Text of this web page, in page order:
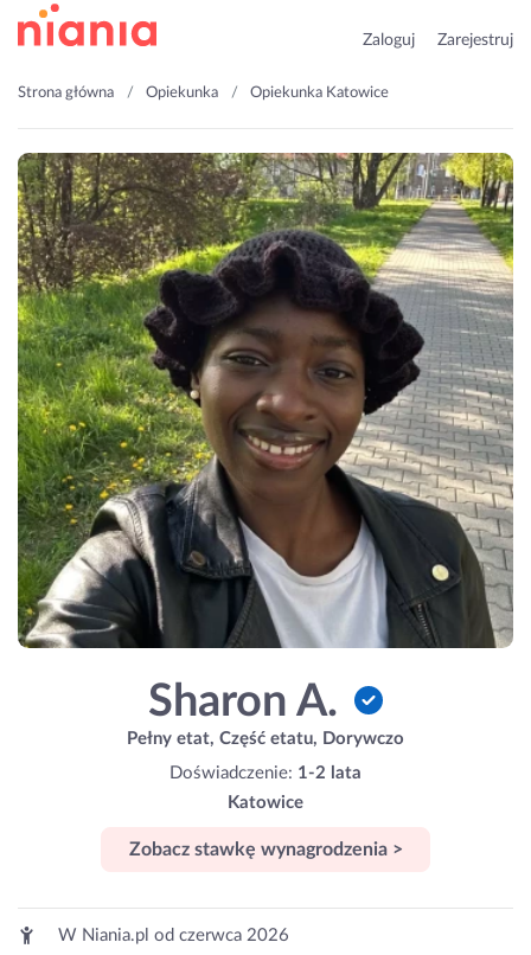
Zaloguj Zarejestruj
Strona główna Opiekunka Opiekunka Katowice
Sharon A.
Pełny etat, Część etatu, Dorywczo
Doświadczenie: 1-2 lata
Katowice
Zobacz stawkę wynagrodzenia >
W Niania.pl od czerwca 2026